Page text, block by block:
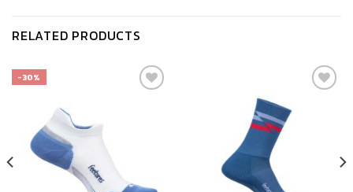
RELATED PRODUCTS
-30%